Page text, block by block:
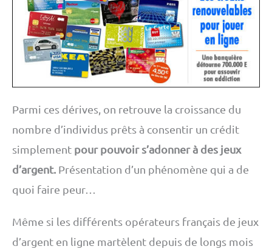
Parmi ces dérives, on retrouve la croissance du
nombre d’individus prêts à consentir un crédit
simplement pour pouvoir s’adonner à des jeux
d’argent. Présentation d’un phénomène qui a de
quoi faire peur…
Même si les différents opérateurs français de jeux
d’argent en ligne martèlent depuis de longs mois